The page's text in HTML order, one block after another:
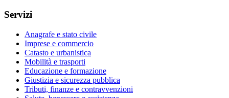
Servizi
Anagrafe e stato civile
Imprese e commercio
Catasto e urbanistica
Mobilità e trasporti
Educazione e formazione
Giustizia e sicurezza pubblica
Tributi, finanze e contravvenzioni